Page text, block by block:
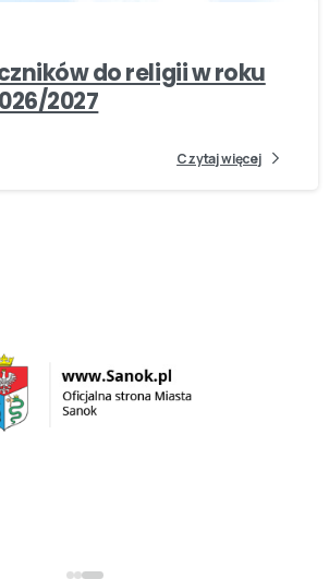
do religii w roku
2027
Czytaj więcej